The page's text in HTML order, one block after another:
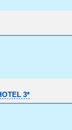
RESORT 3*
GRAND HOTEL 5*
BY JOMTIEN 4*
SUN RESORT & VILLAS 5*
3*